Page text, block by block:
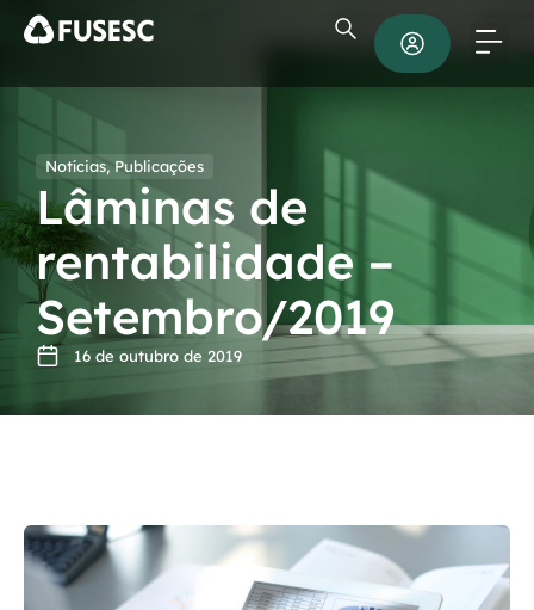
Notícias, Publicações
Lâminas de
rentabilidade –
Setembro/2019
16 de outubro de 2019